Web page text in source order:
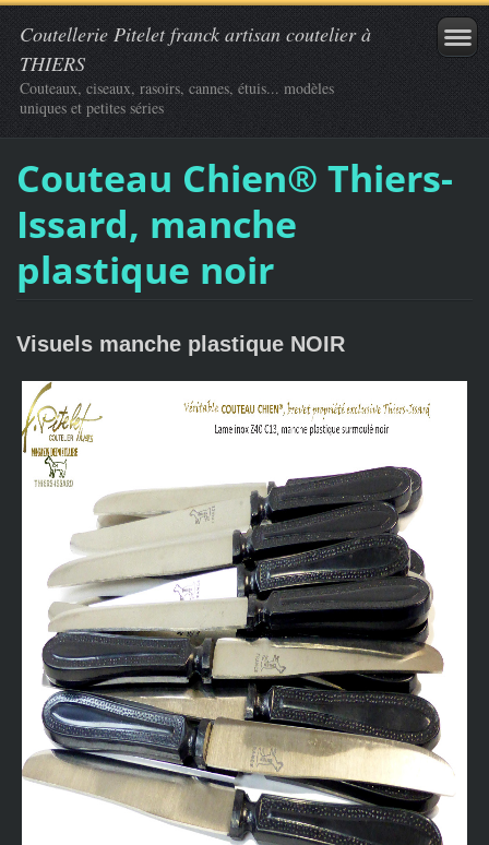
Coutellerie Pitelet franck artisan coutelier à
THIERS
Couteaux, ciseaux, rasoirs, cannes, étuis... modèles
uniques et petites séries
Couteau Chien® Thiers-
Issard, manche
plastique noir
Visuels manche plastique NOIR